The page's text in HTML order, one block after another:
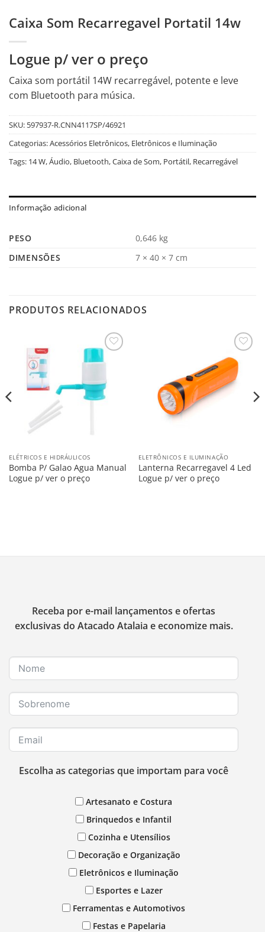
Caixa Som Recarregavel Portatil 14w
Logue p/ ver o preço
Caixa som portátil 14W recarregável, potente e leve
com Bluetooth para música.
SKU: 597937-R.CNN4117SP/46921
Categorias:Acessórios Eletrônicos, Eletrônicos e Iluminação
Tags: 14 W,Áudio, Bluetooth,Caixa de Som, Portátil, Recarregável
Informação adicional
PESO
0,646 kg
DIMENSÕES
7 × 40 × 7 cm
PRODUTOS RELACIONADOS
Salvar
ELÉTRICOS E HIDRÁULICOS
Bomba P/ Galao Agua Manual
Logue p/ ver o preço
Salvar
na
Lista
ELETRÔNICOS E ILUMINAÇÃO
Lanterna Recarregavel 4 Led
Logue p/ ver o preço
Receba por e-mail lançamentos e ofertas
exclusivas do Atacado Atalaia e economize mais.
Escolha as categorias que importam para você
Artesanato e Costura
Brinquedos e Infantil
Cozinha e Utensílios
Decoração e Organização
Eletrônicos e Iluminação
Esportes e Lazer
Ferramentas e Automotivos
Festas e Papelaria